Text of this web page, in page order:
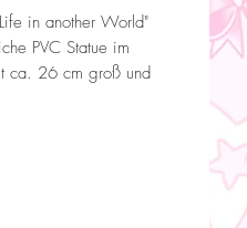
in another World"
PVC Statue im
ca. 26 cm groß und
ist kein Spielzeug.
Jahren geeignet.